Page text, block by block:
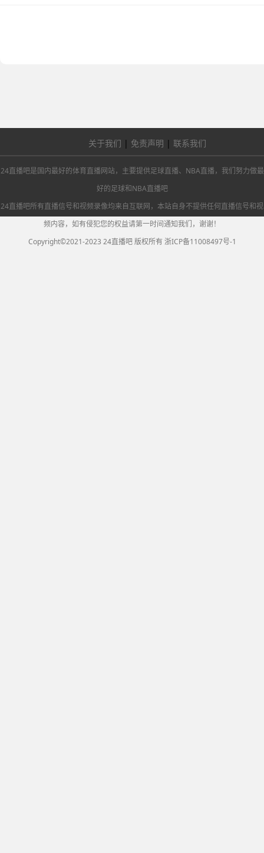
关于我们 | 免责声明 | 联系我们
24直播吧是国内最好的体育直播网站，主要提供足球直播、NBA直播，我们努力做最
好的足球和NBA直播吧
24直播吧所有直播信号和视频录像均来自互联网，本站自身不提供任何直播信号和视
频内容，如有侵犯您的权益请第一时间通知我们，谢谢！
Copyright©2021-2023 24直播吧 版权所有浙ICP备11008497号-1